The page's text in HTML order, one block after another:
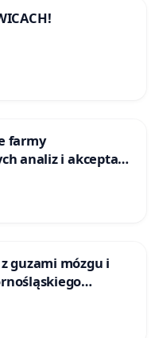
farmy
analiz i akceptacji
guzami mózgu i
Katowicach